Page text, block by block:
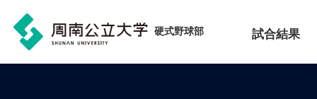
硬式野球部 試合結果